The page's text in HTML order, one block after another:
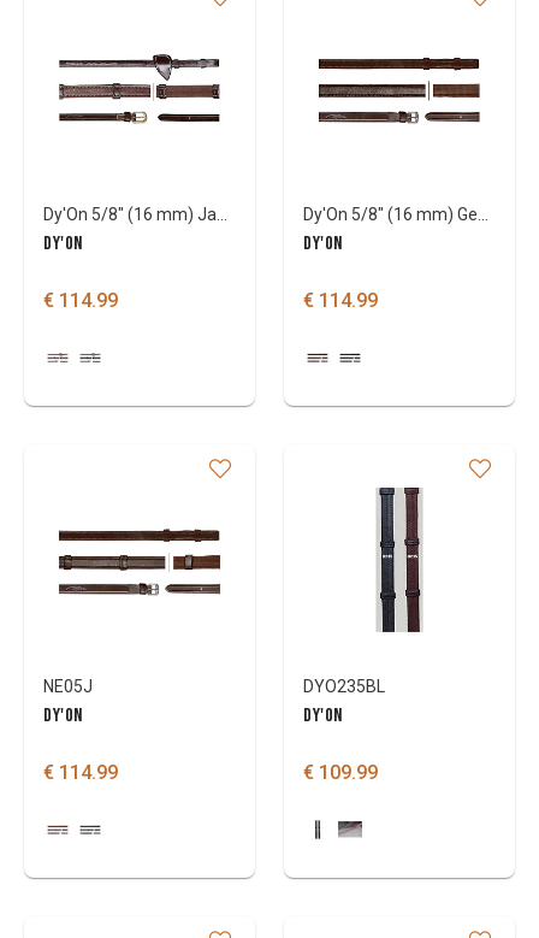
DY'ON
€ 114.99
DY'ON
€ 114.99
NE05J
DY'ON
€ 114.99
DYO235BL
DY'ON
€ 109.99